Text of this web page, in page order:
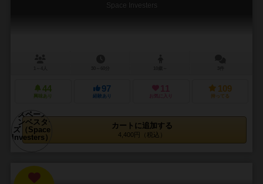
Space Investers
44
興味あり
97
経験あり
11
お気に入り
109
持ってる
カートに追加する
4,400円（税込）